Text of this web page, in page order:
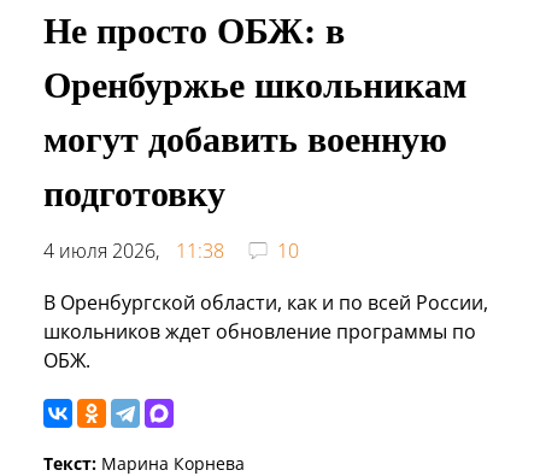
Не просто ОБЖ: в
Оренбуржье школьникам
могут добавить военную
подготовку
4 июля 2026, 11:38
10
В Оренбургской области, как и по всей России,
школьников ждет обновление программы по
ОБЖ.
Текст: Марина Корнева